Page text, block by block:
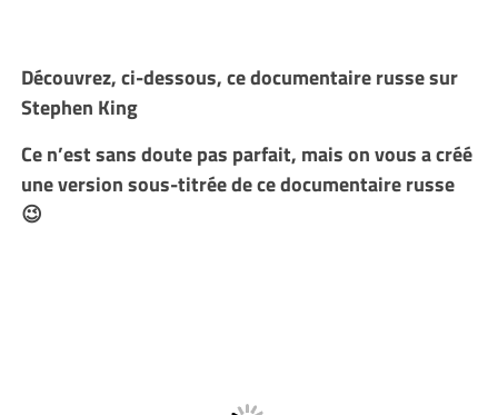
Découvrez, ci-dessous, ce documentaire russe sur
Stephen King
Ce n’est sans doute pas parfait, mais on vous a créé
une version sous-titrée de ce documentaire russe
😉